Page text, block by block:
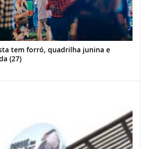
tem forró, quadrilha junina e
(27)